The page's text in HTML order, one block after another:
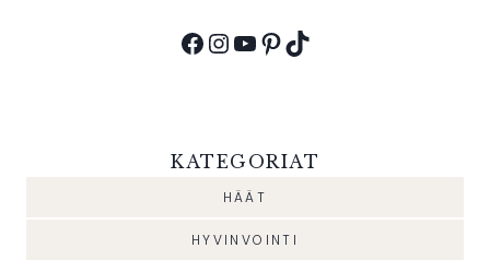
Facebook
Instagram
YouTube
Pinterest
TikTok
KATEGORIAT
HÄÄT
HYVINVOINTI